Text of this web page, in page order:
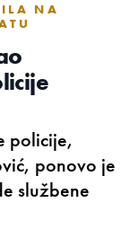
NA
policije,
ponovo je
službene